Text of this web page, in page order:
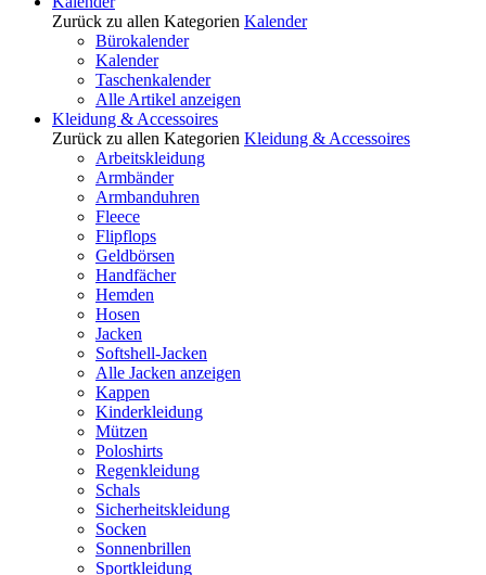
Zurück zu allen Kategorien Kalender
Bürokalender
Kalender
Taschenkalender
Alle Artikel anzeigen
Kleidung & Accessoires
Zurück zu allen Kategorien Kleidung & Accessoires
Arbeitskleidung
Armbänder
Armbanduhren
Fleece
Flipflops
Geldbörsen
Handfächer
Hemden
Hosen
Jacken
Softshell-Jacken
Alle Jacken anzeigen
Kappen
Kinderkleidung
Mützen
Poloshirts
Regenkleidung
Schals
Sicherheitskleidung
Socken
Sonnenbrillen
Sportkleidung